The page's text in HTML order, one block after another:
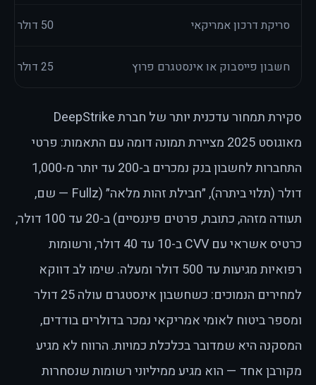
סריקת דרכון אמריקאי 50 דולר
חשבון פייסבוק או אינסטגרם פרוץ 25 דולר
סקירת תמחור עדכנית יותר של חברת DeepStrike
מאוגוסט 2025 מציירת תמונה דומה עם התאמות: פרטי
התחברות לחשבון בנק נמכרים ב-200 עד יותר מ-1,000
דולר (תלוי ביתרה), ״חבילת זהות מלאה״ (Fullz — שם,
תעודה מזהה, כתובת, פרטים פיננסיים) ב-20 עד 100 דולר,
כרטיס אשראי עם CVV ב-10 עד 40 דולר, ורשומות
רפואיות מגיעות עד 500 דולר ומעלה. שימו לב דווקא
למחירים הנמוכים: כשחשבון אינסטגרם עולה 25 דולר
ומספר ביטוח לאומי אמריקאי נמכר בדולרים בודדים,
המסקנה היא שמדובר בכלכלת כמויות. הרווח לא מגיע
מקורבן אחד — הוא מגיע ממיליוני רשומות שנסחרות